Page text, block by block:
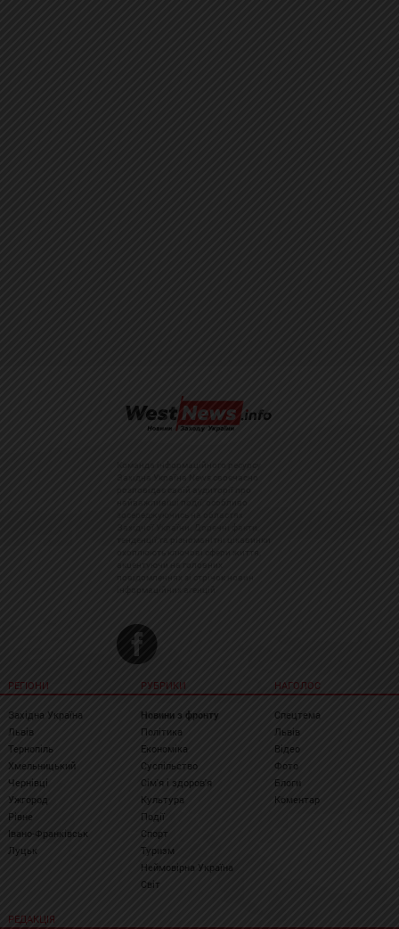
РЕГІОНИ
Західна Україна
Львів
Тернопіль
Хмельницький
Чернівці
Ужгород
Рівне
Івано-Франківськ
Луцьк
РУБРИКИ
Новини з фронту
Політика
Економіка
Суспільство
Сім'я і здоров'я
Культура
Події
Спорт
Туризм
Неймовірна Україна
Світ
НАГОЛОС
Спецтема
Львів
Відео
Фото
Блоги
Коментар
РЕДАКЦІЯ